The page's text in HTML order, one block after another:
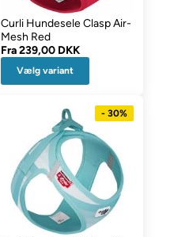
Curli Hundesele Clasp Air-
Mesh Red
Fra239,00 DKK
Vælg variant
- 30%